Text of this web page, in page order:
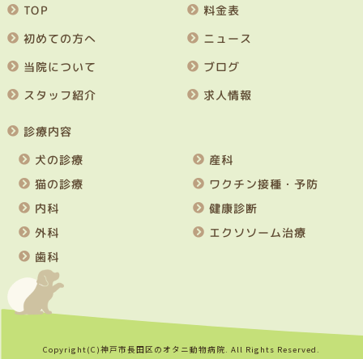
TOP
初めての方へ
当院について
スタッフ紹介
料金表
ニュース
ブログ
求人情報
診療内容
犬の診療
猫の診療
内科
外科
歯科
産科
ワクチン接種・予防
健康診断
エクソソーム治療
Copyright(C)神戸市長田区のオタニ動物病院. All Rights Reserved.